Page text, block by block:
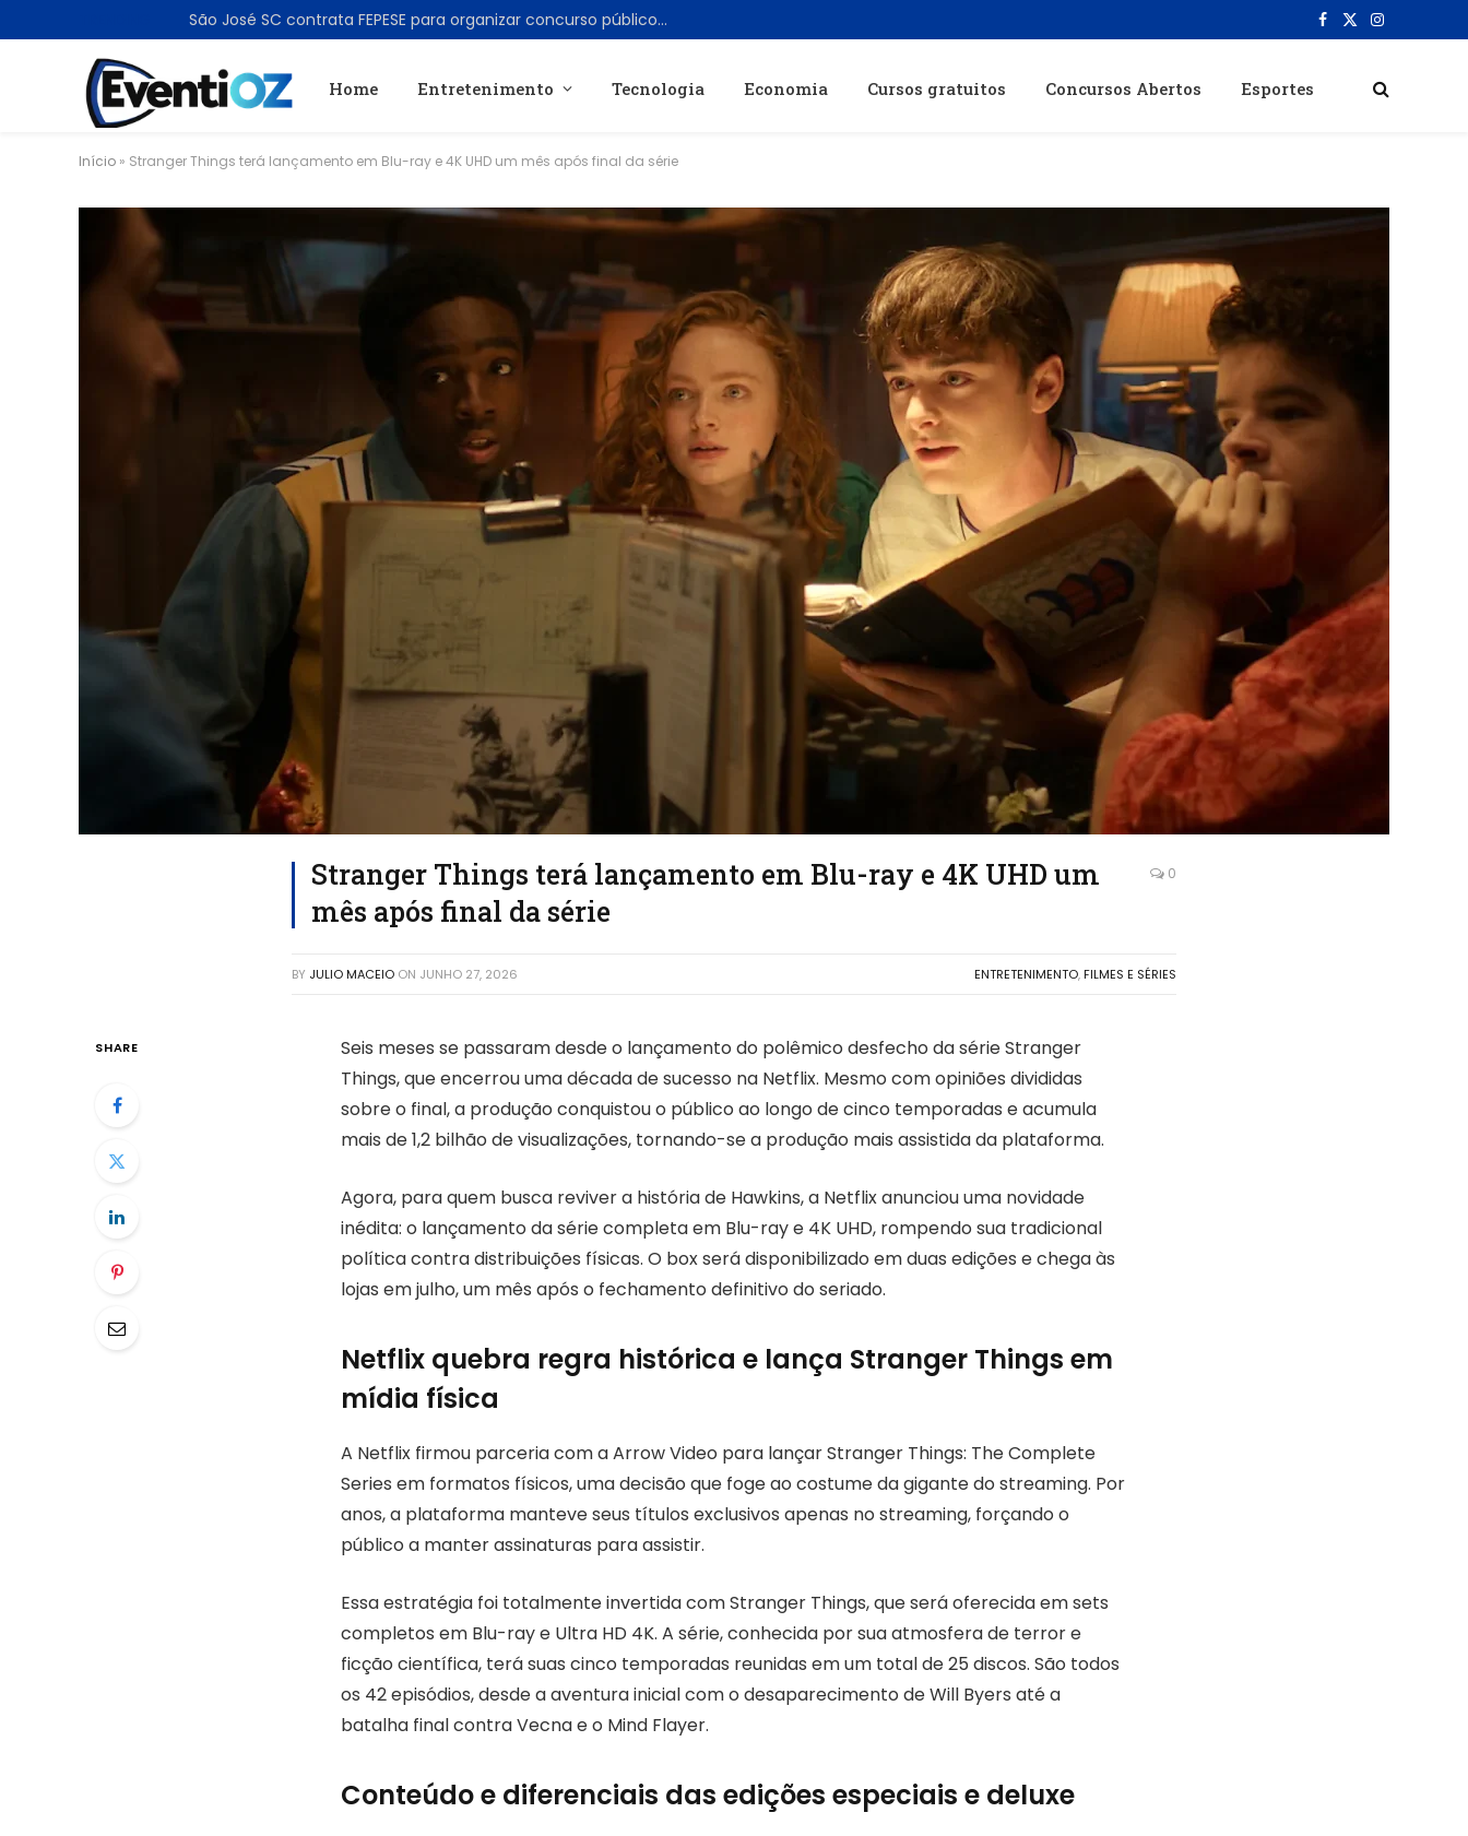
São José SC contrata FEPESE para organizar concurso público de Auxiliar de Educação Especial Facebook
X
Instagram
Home Entretenimento Tecnologia Economia Cursos gratuitos Concursos Abertos Esportes
Início » Stranger Things terá lançamento em Blu-ray e 4K UHD um mês após final da série
Stranger Things terá lançamento em Blu-ray e 4K UHD um
mês após final da série
0
BY JULIO MACEIO ON JUNHO 27, 2026 ENTRETENIMENTO, FILMES E SÉRIES
SHARE
Seis meses se passaram desde o lançamento do polêmico desfecho da série Stranger
Things, que encerrou uma década de sucesso na Netflix. Mesmo com opiniões divididas
sobre o final, a produção conquistou o público ao longo de cinco temporadas e acumula
mais de 1,2 bilhão de visualizações, tornando-se a produção mais assistida da plataforma.
Agora, para quem busca reviver a história de Hawkins, a Netflix anunciou uma novidade
inédita: o lançamento da série completa em Blu-ray e 4K UHD, rompendo sua tradicional
política contra distribuições físicas. O box será disponibilizado em duas edições e chega às
lojas em julho, um mês após o fechamento definitivo do seriado.
Netflix quebra regra histórica e lança Stranger Things em
mídia física
A Netflix firmou parceria com a Arrow Video para lançar Stranger Things: The Complete
Series em formatos físicos, uma decisão que foge ao costume da gigante do streaming. Por
anos, a plataforma manteve seus títulos exclusivos apenas no streaming, forçando o
público a manter assinaturas para assistir.
Essa estratégia foi totalmente invertida com Stranger Things, que será oferecida em sets
completos em Blu-ray e Ultra HD 4K. A série, conhecida por sua atmosfera de terror e
ficção científica, terá suas cinco temporadas reunidas em um total de 25 discos. São todos
os 42 episódios, desde a aventura inicial com o desaparecimento de Will Byers até a
batalha final contra Vecna e o Mind Flayer.
Conteúdo e diferenciais das edições especiais e deluxe